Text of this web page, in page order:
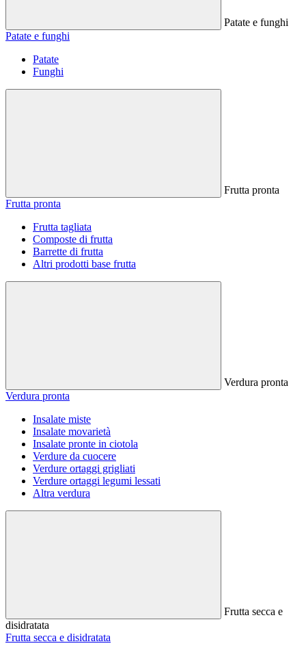
Patate e funghi
Patate e funghi
Patate
Funghi
Frutta pronta
Frutta pronta
Frutta tagliata
Composte di frutta
Barrette di frutta
Altri prodotti base frutta
Verdura pronta
Verdura pronta
Insalate miste
Insalate movarietà
Insalate pronte in ciotola
Verdure da cuocere
Verdure ortaggi grigliati
Verdure ortaggi legumi lessati
Altra verdura
Frutta secca e
disidratata
Frutta secca e disidratata